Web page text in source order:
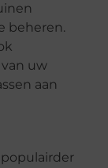
beheren.
uw
aan